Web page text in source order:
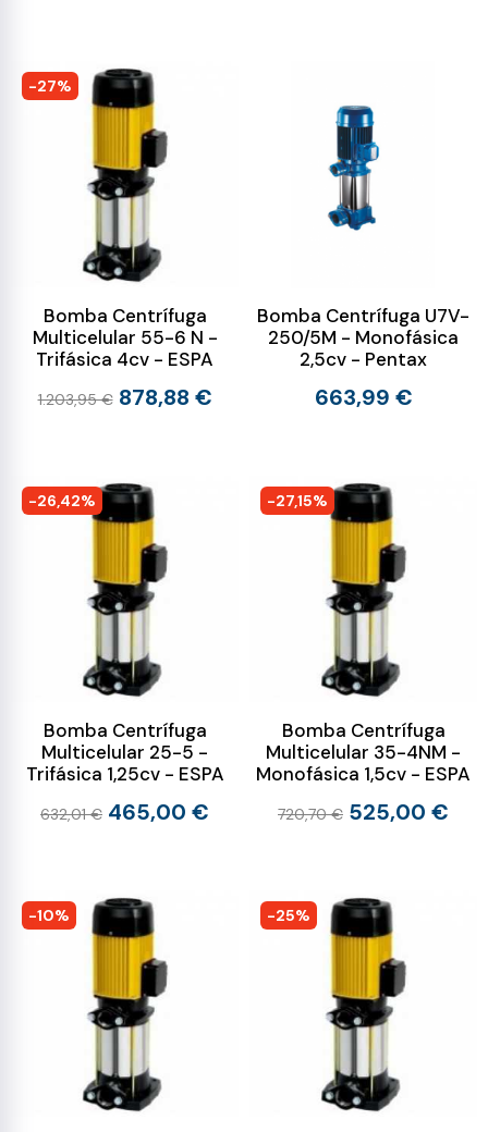
-27%
Bomba Centrífuga
Multicelular 55-6 N -
Trifásica 4cv - ESPA
1.203,95 € 878,88 €
Bomba Centrífuga U7V-
250/5M - Monofásica
2,5cv - Pentax
663,99 €
-26,42%
Bomba Centrífuga
Multicelular 25-5 -
Trifásica 1,25cv - ESPA
632,01 € 465,00 €
-27,15%
Bomba Centrífuga
Multicelular 35-4NM -
Monofásica 1,5cv - ESPA
720,70 € 525,00 €
-10% -25%